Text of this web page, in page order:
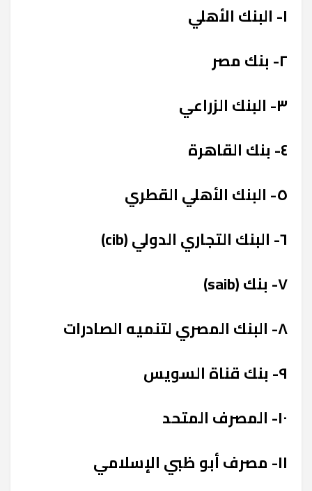
١- البنك الأهلي
٢- بنك مصر
٣- البنك الزراعي
٤- بنك القاهرة
٥- البنك الأهلي القطري
٦- البنك التجاري الدولي (cib)
٧- بنك (saib)
٨- البنك المصري لتنميه الصادرات
٩- بنك قناة السويس
١٠- المصرف المتحد
١١- مصرف أبو ظبي الإسلامي